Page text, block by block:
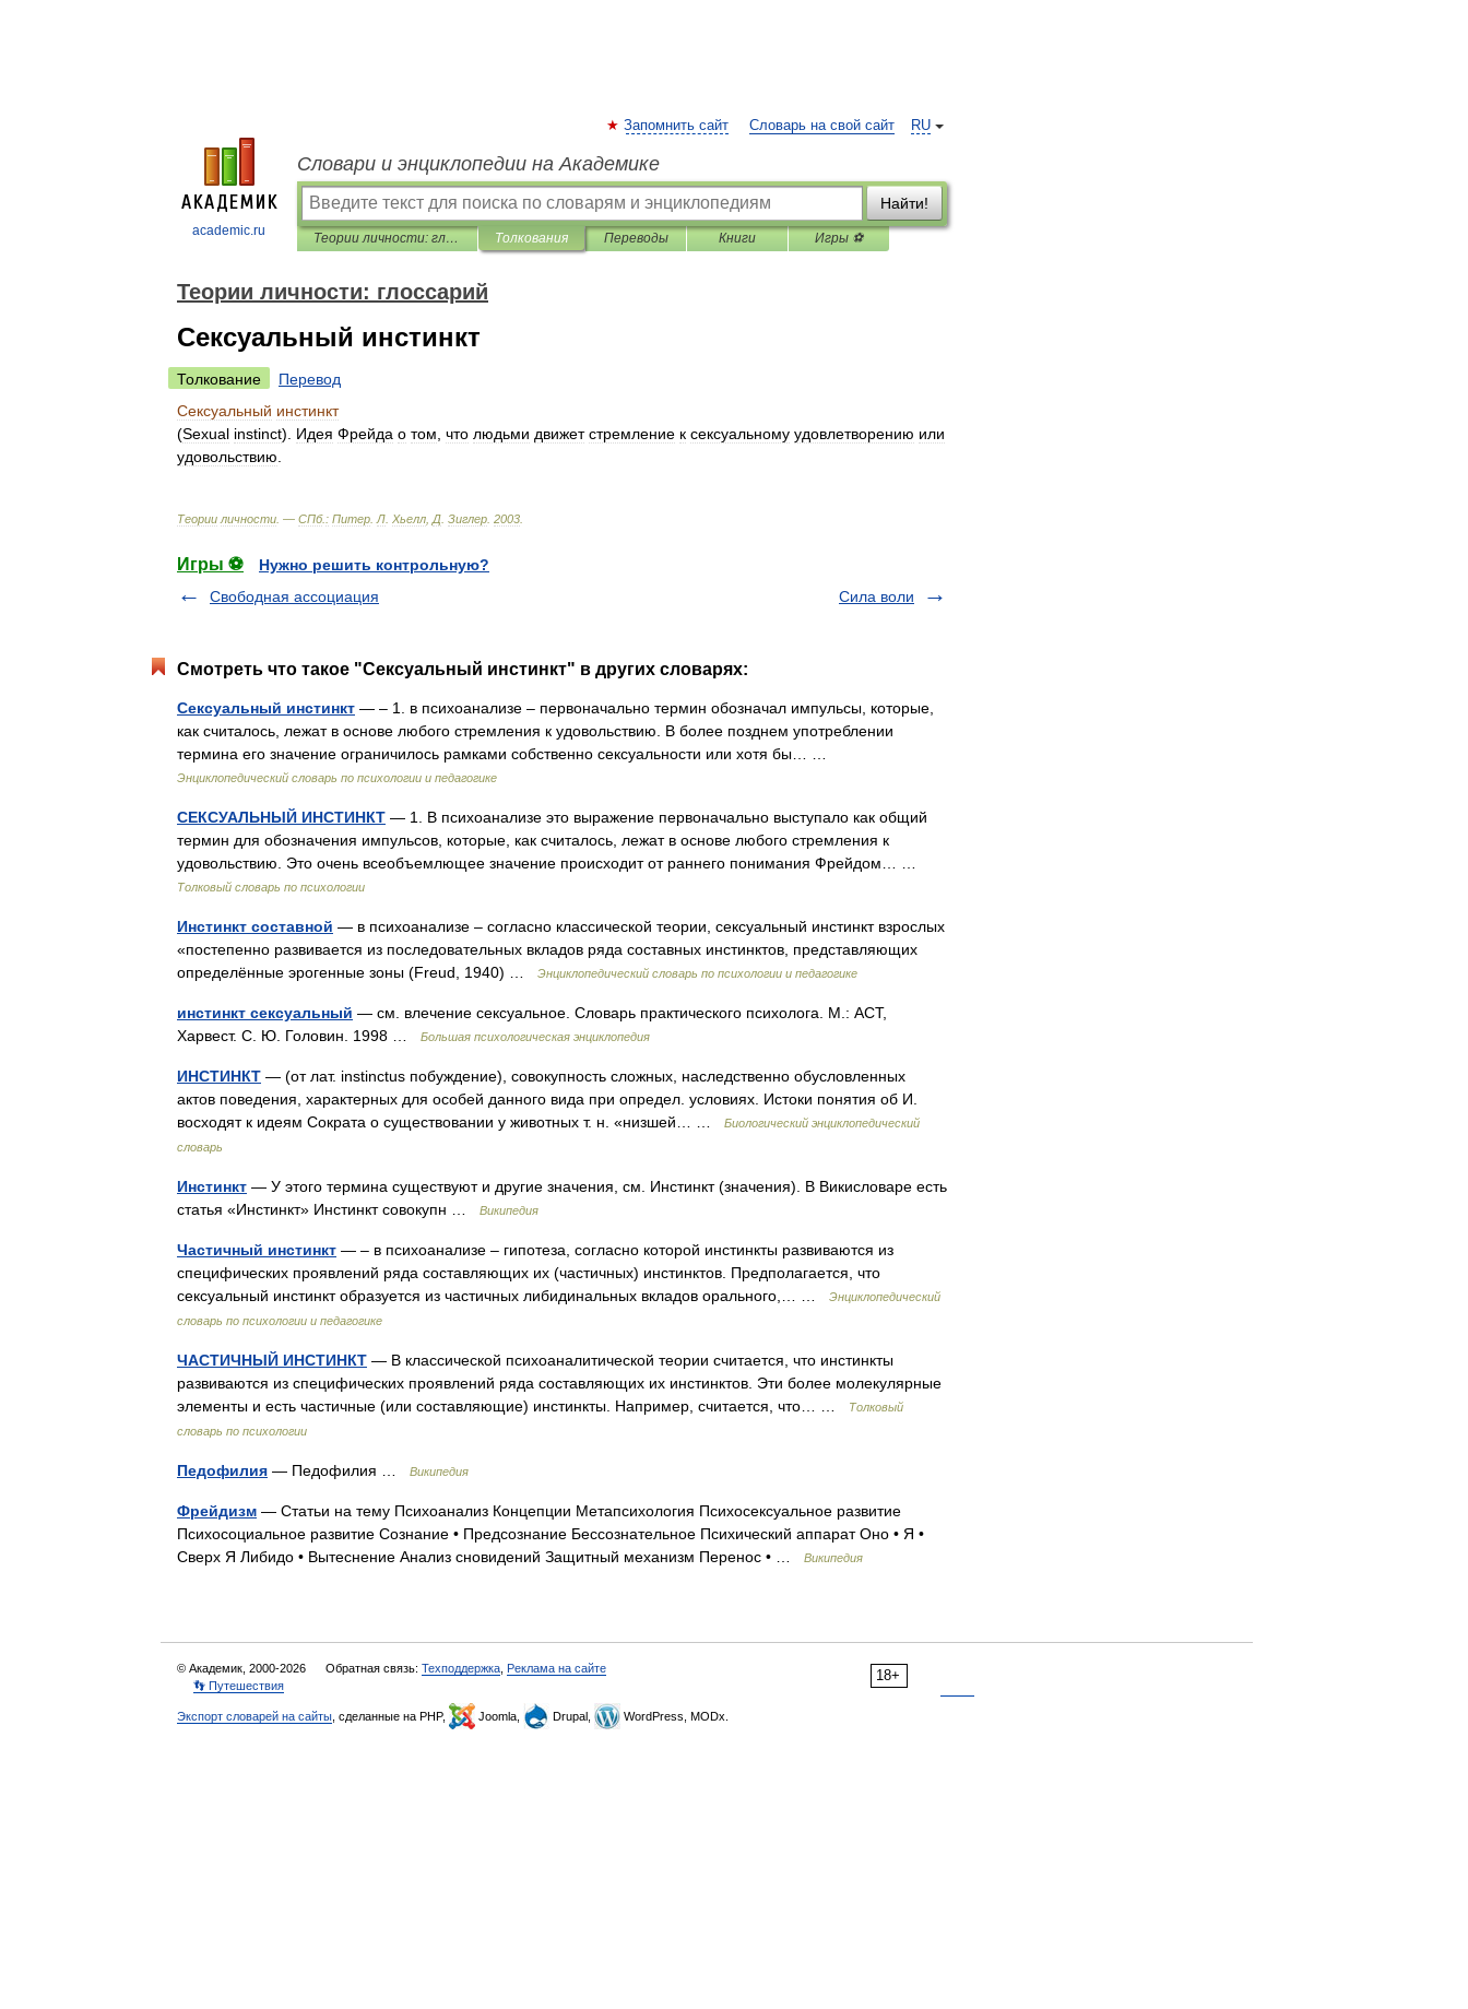
academic.ru
RU
Запомнить сайт Словарь на свой сайт
Словари и энциклопедии на Академике
Найти!
Теории личности: глоссарий Толкования Переводы Книги Игры ⚽
Теории личности: глоссарий
Сексуальный инстинкт
Толкование
Перевод
Сексуальный инстинкт
(Sexual instinct). Идея Фрейда о том что людьми движет стремление к сексуальному удовлетворению или
удовольствию
Теории личности . — СПб. : Питер Л Хьелл Д Зиглер 2003
Игры ⚽
Нужно решить контрольную?
Свободная ассоциация
Сила воли
Смотреть что такое "Сексуальный инстинкт" в других словарях:
Сексуальный инстинкт — – 1. в психоанализе – первоначально термин обозначал импульсы, которые,
как считалось, лежат в основе любого стремления к удовольствию. В более позднем употреблении
термина его значение ограничилось рамками собственно сексуальности или хотя бы… …
Энциклопедический словарь по психологии и педагогике
СЕКСУАЛЬНЫЙ ИНСТИНКТ — 1. В психоанализе это выражение первоначально выступало как общий
термин для обозначения импульсов, которые, как считалось, лежат в основе любого стремления к
удовольствию. Это очень всеобъемлющее значение происходит от раннего понимания Фрейдом… …
Толковый словарь по психологии
Инстинкт составной — в психоанализе – согласно классической теории, сексуальный инстинкт взрослых
«постепенно развивается из последовательных вкладов ряда составных инстинктов, представляющих
определённые эрогенные зоны (Freud, 1940) …
Энциклопедический словарь по психологии и педагогике
инстинкт сексуальный — см. влечение сексуальное. Словарь практического психолога. М.: АСТ,
Харвест. С. Ю. Головин. 1998 …
Большая психологическая энциклопедия
ИНСТИНКТ — (от лат. instinctus побуждение), совокупность сложных, наследственно обусловленных
актов поведения, характерных для особей данного вида при определ. условиях. Истоки понятия об И.
восходят к идеям Сократа о существовании у животных т. н. «низшей… …
Биологический энциклопедический
словарь
Инстинкт — У этого термина существуют и другие значения, см. Инстинкт (значения). В Викисловаре есть
статья «Инстинкт» Инстинкт совокупн …
Википедия
Частичный инстинкт — – в психоанализе – гипотеза, согласно которой инстинкты развиваются из
специфических проявлений ряда составляющих их (частичных) инстинктов. Предполагается, что
сексуальный инстинкт образуется из частичных либидинальных вкладов орального,… …
Энциклопедический
словарь по психологии и педагогике
ЧАСТИЧНЫЙ ИНСТИНКТ — В классической психоаналитической теории считается, что инстинкты
развиваются из специфических проявлений ряда составляющих их инстинктов. Эти более молекулярные
элементы и есть частичные (или составляющие) инстинкты. Например, считается, что… …
Толковый
словарь по психологии
Педофилия — Педофилия … Википедия
Фрейдизм — Статьи на тему Психоанализ Концепции Метапсихология Психосексуальное развитие
Психосоциальное развитие Сознание • Предсознание Бессознательное Психический аппарат Оно • Я •
Сверх Я Либидо • Вытеснение Анализ сновидений Защитный механизм Перенос • …
Википедия
18+
© Академик, 2000-2026 Обратная связь: Техподдержка Реклама на сайте
👣 Путешествия
Экспорт словарей на сайты , сделанные на PHP, Joomla, Drupal, WordPress, MODx.